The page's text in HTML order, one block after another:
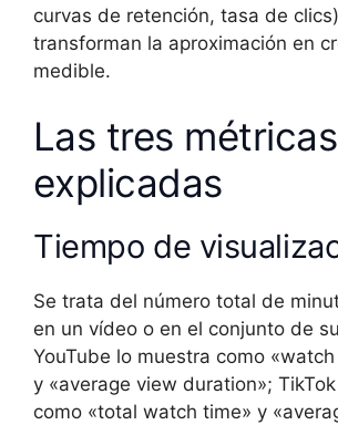
curvas de retención, tasa de
transforman la aproximación en
medible.
Las tres
explicadas
Tiempo de
Se trata del número total de
en un vídeo o en el conjunto de
YouTube lo muestra como
y «average view duration»;
como «total watch time» y